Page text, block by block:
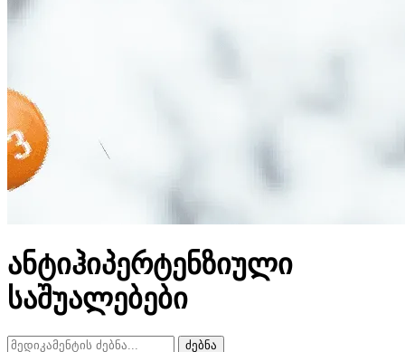
ანტიჰიპერტენზიული
საშუალებები
ძებნა